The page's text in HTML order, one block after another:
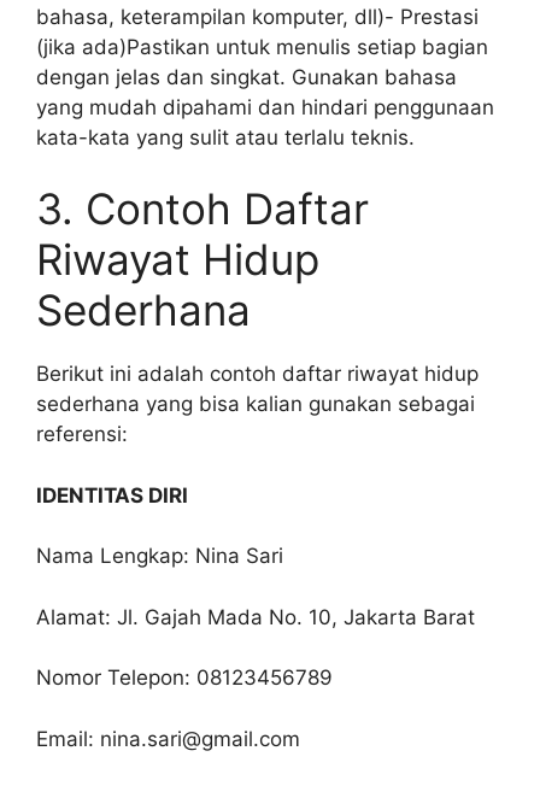
bahasa, keterampilan komputer, dll)- Prestasi
(jika ada)Pastikan untuk menulis setiap bagian
dengan jelas dan singkat. Gunakan bahasa
yang mudah dipahami dan hindari penggunaan
kata-kata yang sulit atau terlalu teknis.
3. Contoh Daftar
Riwayat Hidup
Sederhana
Berikut ini adalah contoh daftar riwayat hidup
sederhana yang bisa kalian gunakan sebagai
referensi:
IDENTITAS DIRI
Nama Lengkap: Nina Sari
Alamat: Jl. Gajah Mada No. 10, Jakarta Barat
Nomor Telepon: 08123456789
Email: nina.sari@gmail.com